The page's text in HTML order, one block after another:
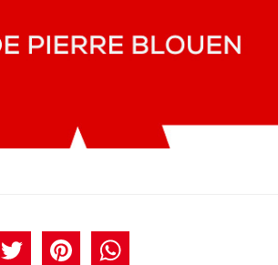
Facebook
TwitterPinterest